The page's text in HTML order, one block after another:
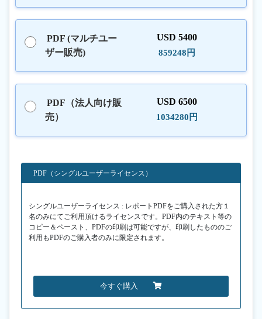
PDF (マルチユー
ザー販売)
USD 5400
859248円
PDF（法人向け販
売）
USD 6500
1034280円
PDF（シングルユーザーライセンス）
シングルユーザーライセンス : レポートPDFをご購入された方１
名のみにてご利用頂けるライセンスです。PDF内のテキスト等の
コピー＆ペースト、PDFの印刷は可能ですが、印刷したもののご
利用もPDFのご購入者のみに限定されます。
今すぐ購入